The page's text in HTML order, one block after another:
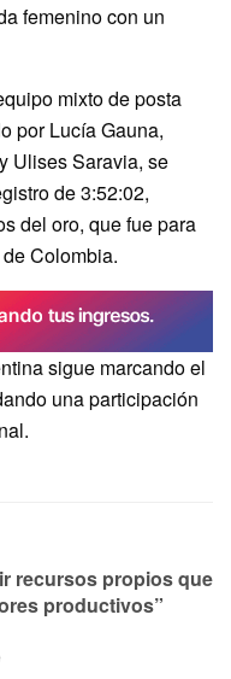
femenino con un
mixto de posta
por Lucía Gauna,
Ulises Saravia, se
de 3:52:02,
del oro, que fue para
Colombia.
sigue marcando el
una participación
recursos propios que
productivos”